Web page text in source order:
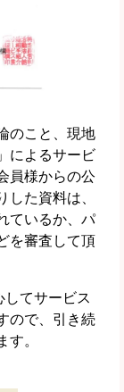
のこと、現地
によるサービ
員様からの公
した資料は、
ているか、パ
を審査して頂
てサービス
ので、引き続
す。